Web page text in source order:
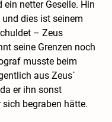
ein netter Geselle. Hin
dies ist seinem
– Zeus
seine Grenzen noch
musste beim
aus Zeus`
er ihn sonst
begraben hätte.